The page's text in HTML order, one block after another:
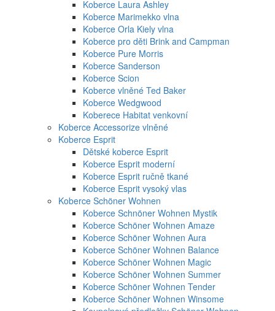
Koberce Laura Ashley
Koberce Marimekko vlna
Koberce Orla Kiely vlna
Koberce pro děti Brink and Campman
Koberce Pure Morris
Koberce Sanderson
Koberce Scion
Koberce vlněné Ted Baker
Koberce Wedgwood
Koberece Habitat venkovní
Koberce Accessorize vlněné
Koberce Esprit
Dětské koberce Esprit
Koberce Esprit moderní
Koberce Esprit ručně tkané
Koberce Esprit vysoký vlas
Koberce Schöner Wohnen
Koberce Schnöner Wohnen Mystik
Koberce Schöner Wohnen Amaze
Koberce Schöner Wohnen Aura
Koberce Schöner Wohnen Balance
Koberce Schöner Wohnen Magic
Koberce Schöner Wohnen Summer
Koberce Schöner Wohnen Tender
Koberce Schöner Wohnen Winsome